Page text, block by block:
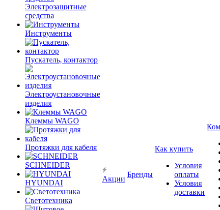
Электрозащитные
средства
Инструменты
Пускатель, контактор
Электроустановочные
изделия
Клеммы WAGO
Протяжки для кабеля
SCHNEIDER
HYUNDAI
Светотехника
Акции
Бренды
Как купить
Условия
оплаты
Условия
доставки